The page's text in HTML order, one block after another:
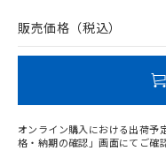
問い合わせください。
販売価格（税込）
オンライン購入における出荷予
格・納期の確認」画面にてご確